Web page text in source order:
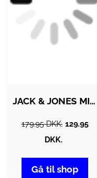
JACK & JONES MINI sweatshirt i sort til…
179.95 DKK. 129.95
DKK.
Gå til shop